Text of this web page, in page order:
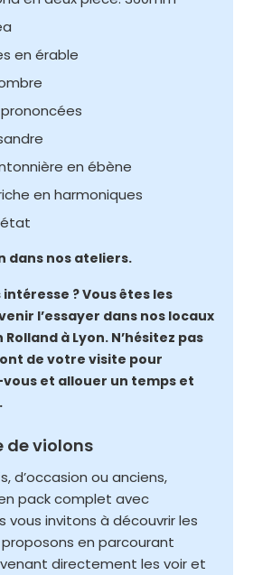
en érable
en ébène
en harmoniques
état
dans nos ateliers.
? Vous êtes les
l’essayer dans nos locaux
à Lyon. N’hésitez pas
de votre visite pour
et allouer un temps et
de violons
d’occasion ou anciens,
pack complet avec
vous invitons à découvrir les
en parcourant
directement les voir et